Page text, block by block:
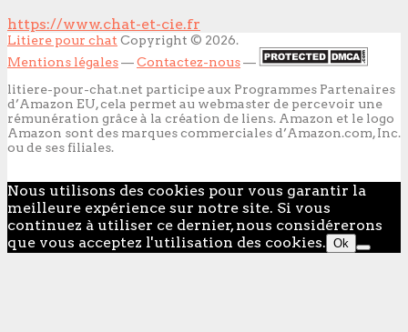
https://www.chat-et-cie.fr
Litiere pour chat Copyright © 2026.
Mentions légales—Contactez-nous—
litiere-pour-chat.net participe aux Programmes Partenaires
d’Amazon EU, cela permet au webmaster de percevoir une
rémunération grâce à la création de liens. Amazon et le logo
Amazon sont des marques commerciales d’Amazon.com, Inc.
ou de ses filiales.
Nous utilisons des cookies pour vous garantir la
meilleure expérience sur notre site. Si vous
continuez à utiliser ce dernier, nous considérerons
que vous acceptez l'utilisation des cookies. Ok